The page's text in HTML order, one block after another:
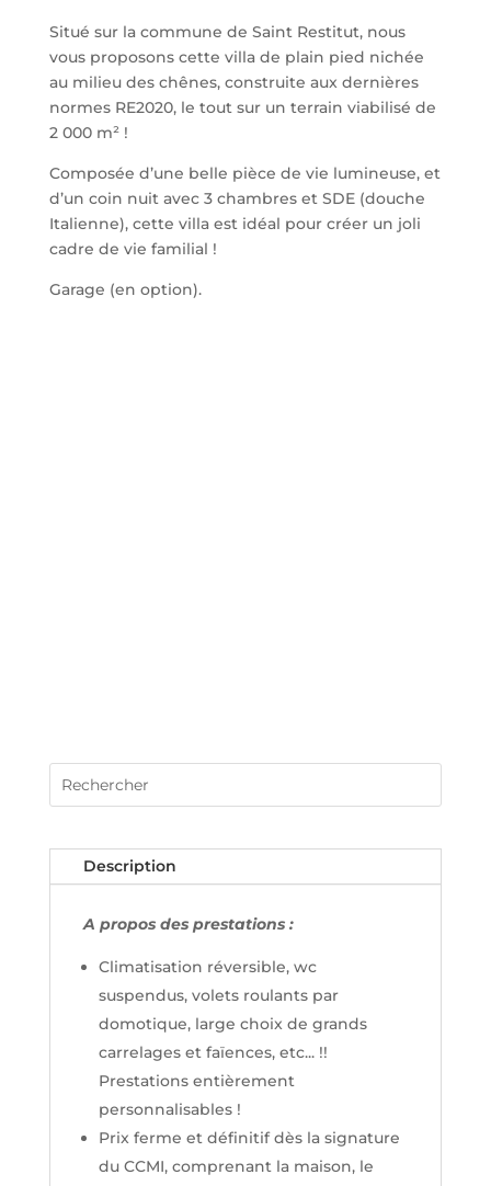
Situé sur la commune de Saint Restitut, nous
vous proposons cette villa de plain pied nichée
au milieu des chênes, construite aux dernières
normes RE2020, le tout sur un terrain viabilisé de
2 000 m² !
Composée d’une belle pièce de vie lumineuse, et
d’un coin nuit avec 3 chambres et SDE (douche
Italienne), cette villa est idéal pour créer un joli
cadre de vie familial !
Garage (en option).
Description
A propos des prestations :
Climatisation réversible, wc
suspendus, volets roulants par
domotique, large choix de grands
carrelages et faïences, etc... !!
Prestations entièrement
personnalisables !
Prix ferme et définitif dès la signature
du CCMI, comprenant la maison, le